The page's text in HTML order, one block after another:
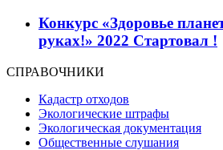
Конкурс «Здоровье
руках!» 2022 Стартовал !
СПРАВОЧНИКИ
Кадастр отходов
Экологические штрафы
Экологическая документация
Общественные слушания